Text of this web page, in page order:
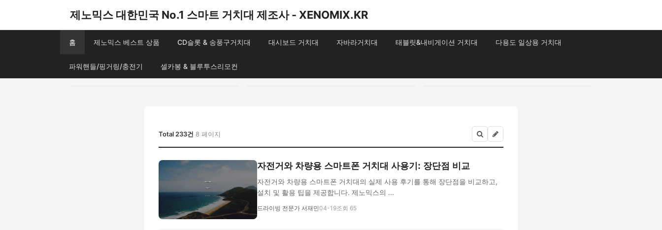
제노믹스 대한민국 No.1 스마트 거치대 제조사 - XENOMIX.KR
홈 제노믹스 베스트 상품 CD슬롯 & 송풍구거치대 대시보드 거치대 자바라거치대 태블릿&내비게이션 거치대 다용도 일상용 거치대
파워핸들/핑거링/충전기 셀카봉 & 블루투스리모컨
Total 233건 8 페이지
자전거와 차량용 스마트폰 거치대 사용기: 장단점 비교
자전거와 차량용 스마트폰 거치대의 실제 사용 후기를 통해 장단점을 비교하고,
설치 및 활용 팁을 제공합니다. 제노믹스의 ...
드라이빙 전문가 서재민04-19조회 65